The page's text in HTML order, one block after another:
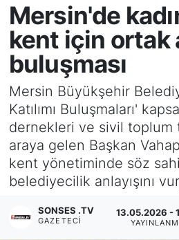
Mersin'de
kent için ortak
buluşması
Mersin Büyükşehir
Katılımı Buluşmaları'
dernekleri ve sivil toplum
araya gelen Başkan
kent yönetiminde söz
belediyecilik anlayışını
SONSES .TV
GAZETECI
13.05.2026 -
SPOR
GÜNÜN MANŞETİ
DÜNYA
KÜLTÜR - SANAT
MAGAZİN
SAĞLIK
Siyaset
Mersin Namaz Vakitleri
Mersin Trafik Yoğunluk
Süper Lig Puan
Tüm Manşetler
Son Dakika Haberleri
Haber Arşivi